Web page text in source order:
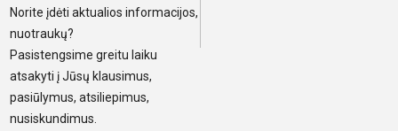
Norite įdėti aktualios informacijos,
nuotraukų?
Pasistengsime greitu laiku
atsakyti į Jūsų klausimus,
pasiūlymus, atsiliepimus,
nusiskundimus.